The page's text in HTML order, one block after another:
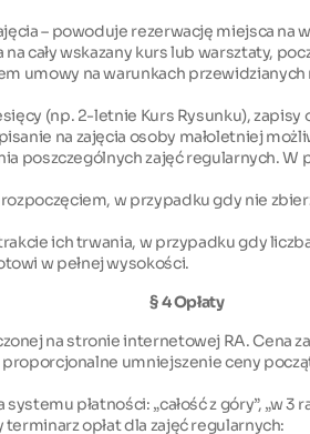
– powoduje rezerwację miejsca na
cały wskazany kurs lub warsztaty,
umowy na warunkach
(np. 2-letnie Kurs Rysunku), zapisy
na zajęcia osoby małoletniej
poszczególnych zajęć regularnych.
w przypadku gdy nie
ich trwania, w przypadku gdy
w pełnej wysokości.
§ 4 Opłaty
na stronie internetowej RA. Cena
umniejszenie ceny
płatności: „całość z góry”, „w 3
opłat dla zajęć regularnych: